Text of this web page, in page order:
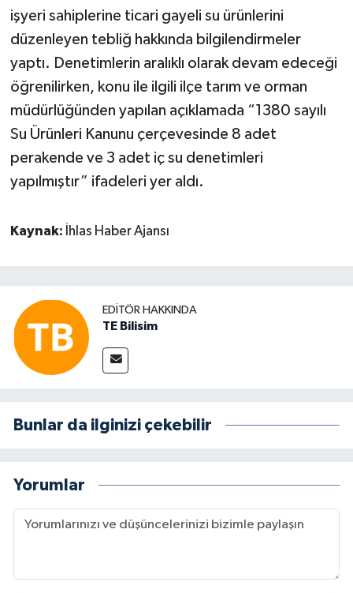
işyeri sahiplerine ticari gayeli su ürünlerini
düzenleyen tebliğ hakkında bilgilendirmeler
yaptı. Denetimlerin aralıklı olarak devam edeceği
öğrenilirken, konu ile ilgili ilçe tarım ve orman
müdürlüğünden yapılan açıklamada “1380 sayılı
Su Ürünleri Kanunu çerçevesinde 8 adet
perakende ve 3 adet iç su denetimleri
yapılmıştır” ifadeleri yer aldı.
Kaynak: İhlas Haber Ajansı
EDITÖR HAKKINDA
TE Bilisim
Bunlar da ilginizi çekebilir
Yorumlar